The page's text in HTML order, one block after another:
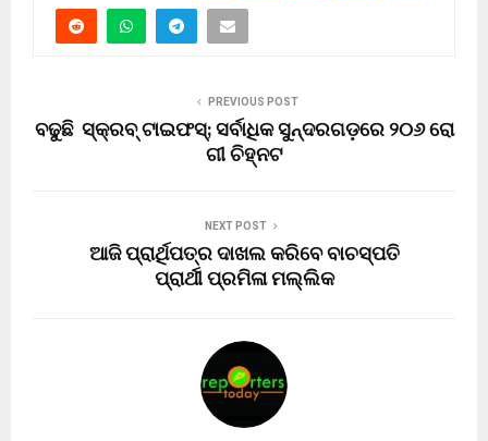
PREVIOUS POST
ବଢୁଛି ସ୍କ୍ରବ୍ ଟାଇଫସ୍; ସର୍ବାଧିକ ସୁନ୍ଦରଗଡ଼ରେ ୨୦୬ ରୋ
ଗୀ ଚିହ୍ନଟ‌
NEXT POST
ଆଜି ପ୍ରାର୍ଥିପତ୍ର ଦାଖଲ କରିବେ ବାଚସ୍ପତି
ପ୍ରାର୍ଥୀ ପ୍ରମିଳା ମଲ୍ଲିକ